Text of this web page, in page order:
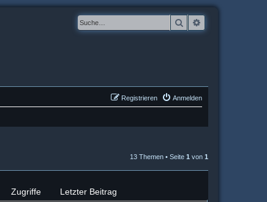
Suche
Anmelden
Registrieren
13 Themen • Seite 1 von 1
Zugriffe Letzter Beitrag